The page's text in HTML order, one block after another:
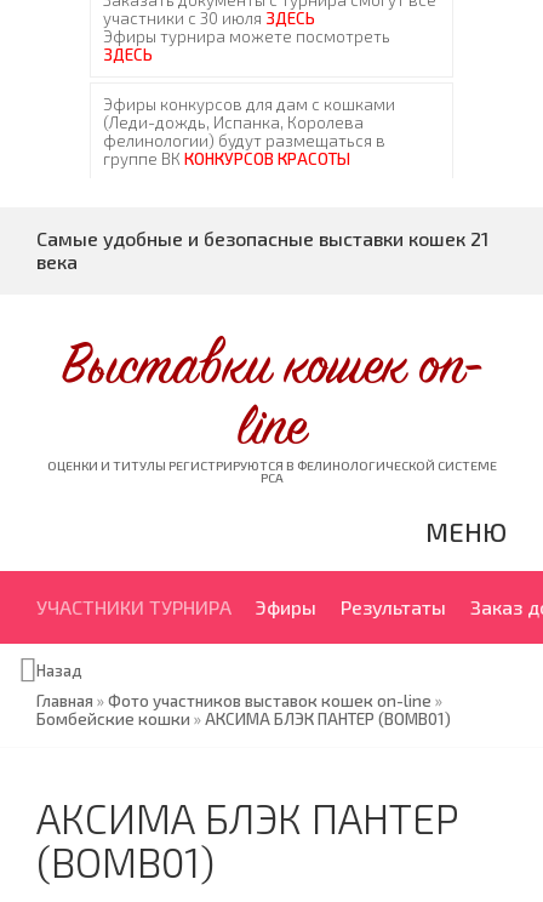
Самые удобные и безопасные выставки кошек 21
века
Выставки кошек on-
line
ОЦЕНКИ И ТИТУЛЫ РЕГИСТРИРУЮТСЯ В ФЕЛИНОЛОГИЧЕСКОЙ СИСТЕМЕ
PCA
МЕНЮ
УЧАСТНИКИ ТУРНИРА Эфиры Результаты Заказ
Назад
Главная »Фото участников выставок кошек on-line »
Бомбейские кошки »АКСИМА БЛЭК ПАНТЕР (BOMB01)
АКСИМА БЛЭК ПАНТЕР
(BOMB01)